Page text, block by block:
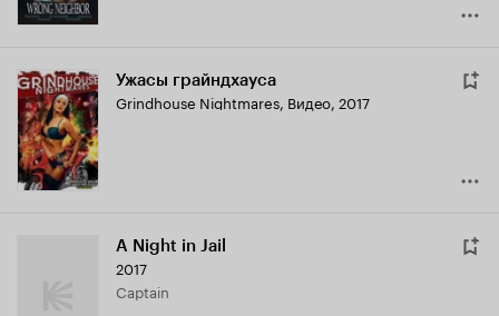
Ужасы грайндхауса
Grindhouse Nightmares, Видео, 2017
A Night in Jail
2017
Captain